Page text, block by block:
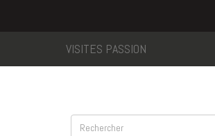
VISITES PASSION